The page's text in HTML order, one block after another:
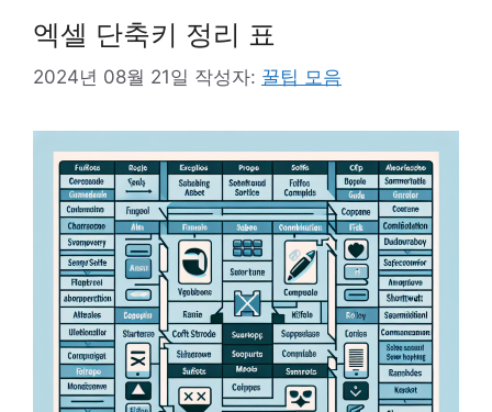
엑셀 단축키 정리 표
2024년 08월 21일 작성자: 꿀팁 모음